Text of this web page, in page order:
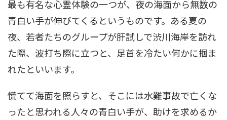
最も有名な心霊体験の一つが、夜の海面から無数の
青白い手が伸びてくるというものです。ある夏の
夜、若者たちのグループが肝試しで渋川海岸を訪れ
た際、波打ち際に立つと、足首を冷たい何かに掴ま
れたといいます。
慌てて海面を照らすと、そこには水難事故で亡くな
ったと思われる人々の青白い手が、助けを求めるか